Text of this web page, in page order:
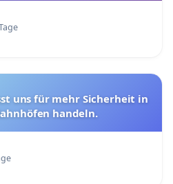
uns für mehr Sicherheit in
handeln.